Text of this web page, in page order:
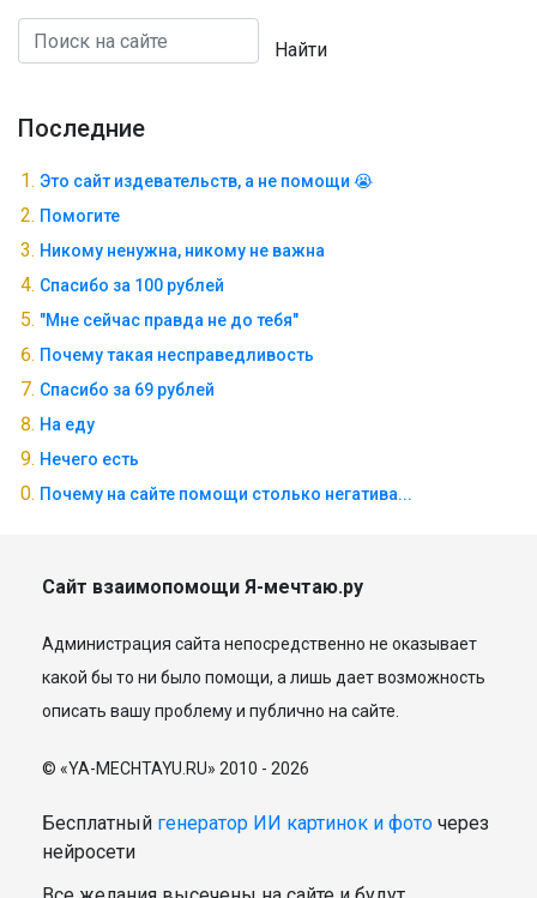
Найти
Последние
Это сайт издевательств, а не помощи 😭
Помогите
Никому ненужна, никому не важна
Спасибо за 100 рублей
"Мне сейчас правда не до тебя"
Почему такая несправедливость
Спасибо за 69 рублей
На еду
Нечего есть
Почему на сайте помощи столько негатива...
Сайт взаимопомощи Я-мечтаю.ру
Администрация сайта непосредственно не оказывает
какой бы то ни было помощи, а лишь дает возможность
описать вашу проблему и публично на сайте.
© «YA-MECHTAYU.RU» 2010 - 2026
Бесплатный генератор ИИ картинок и фото через
нейросети